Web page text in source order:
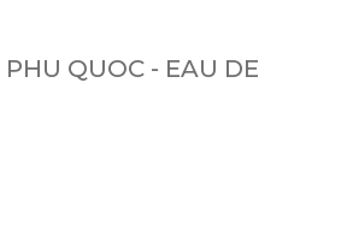
PHU QUOC - EAU DE